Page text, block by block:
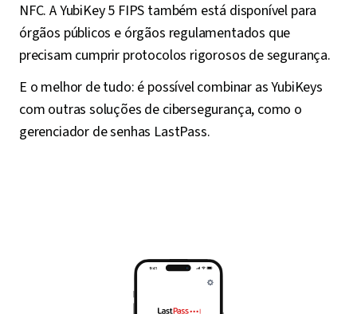
NFC. A YubiKey 5 FIPS também está disponível para
órgãos públicos e órgãos regulamentados que
precisam cumprir protocolos rigorosos de segurança.
E o melhor de tudo: é possível combinar as YubiKeys
com outras soluções de cibersegurança, como o
gerenciador de senhas LastPass.